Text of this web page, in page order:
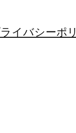
イバシーポ